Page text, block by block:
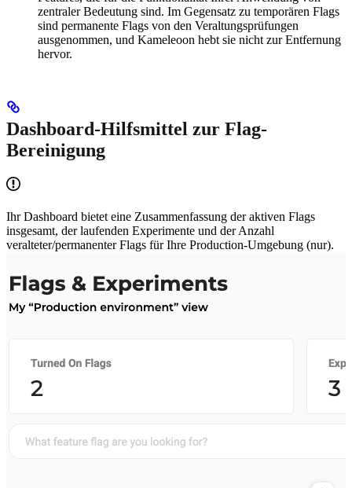
zentraler Bedeutung sind. Im Gegensatz zu temporären Flags
sind permanente Flags von den Veraltungsprüfungen
ausgenommen, und Kameleoon hebt sie nicht zur Entfernung
hervor.
Dashboard-Hilfsmittel zur Flag-
Bereinigung
Ihr Dashboard bietet eine Zusammenfassung der aktiven Flags
insgesamt, der laufenden Experimente und der Anzahl
veralteter/permanenter Flags für Ihre Production-Umgebung (nur).